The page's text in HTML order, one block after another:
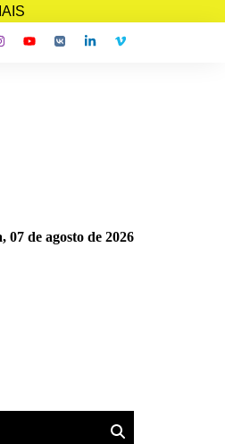
07 de agosto de 2026